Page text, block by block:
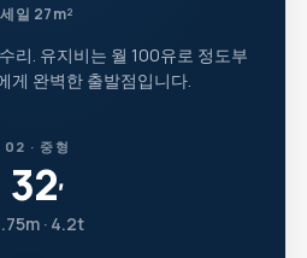
세일 27m²
리. 유지비는 월 100유로 정도부
게 완벽한 출발점입니다.
02 · 중형
32′
· 4.2t